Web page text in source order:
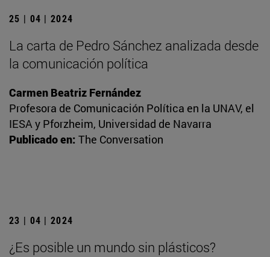
25 | 04 | 2024
La carta de Pedro Sánchez analizada desde
la comunicación política
Carmen Beatriz Fernández
Profesora de Comunicación Política en la UNAV, el
IESA y Pforzheim, Universidad de Navarra
Publicado en: The Conversation
23 | 04 | 2024
¿Es posible un mundo sin plásticos?